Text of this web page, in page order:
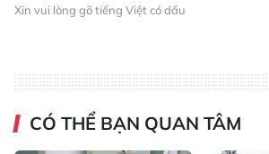
Xin vui lòng gõ tiếng Việt có dấu
CÓ THỂ BẠN QUAN TÂM